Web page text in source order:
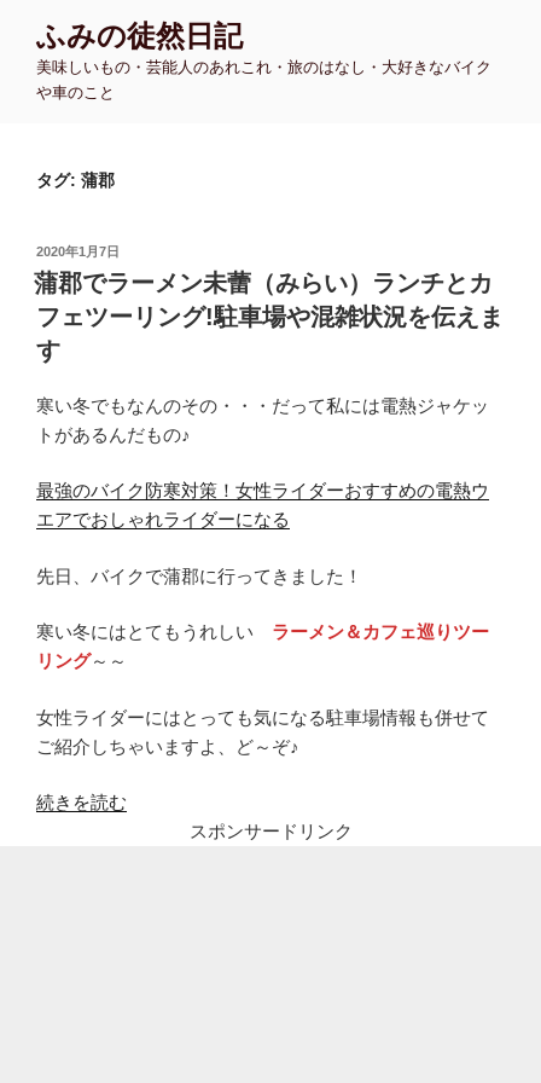
ふみの徒然日記
美味しいもの・芸能人のあれこれ・旅のはなし・大好きなバイク
や車のこと
タグ: 蒲郡
投
稿
日:
2020年1月7日
蒲郡でラーメン未蕾（みらい）ランチとカ
フェツーリング!駐車場や混雑状況を伝えま
す
寒い冬でもなんのその・・・だって私には電熱ジャケッ
トがあるんだもの♪
最強のバイク防寒対策！女性ライダーおすすめの電熱ウ
エアでおしゃれライダーになる
先日、バイクで蒲郡に行ってきました！
寒い冬にはとてもうれしい ラーメン＆カフェ巡りツー
リング～～
女性ライダーにはとっても気になる駐車場情報も併せて
ご紹介しちゃいますよ、ど～ぞ♪
“蒲
続きを読む
スポンサードリンク